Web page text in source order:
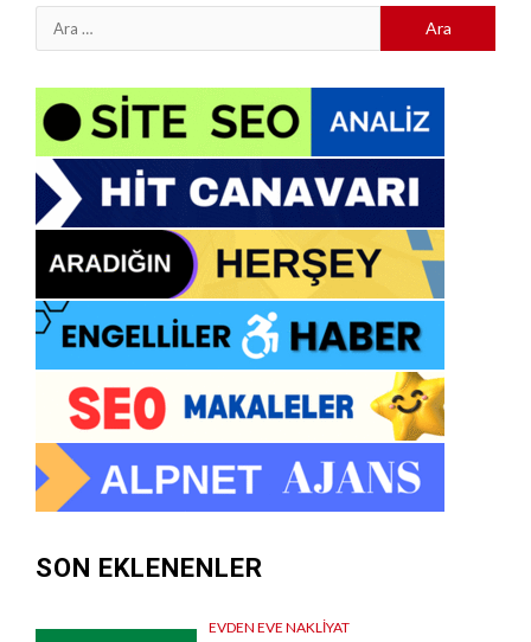
Arama:
SON EKLENENLER
EVDEN EVE NAKLIYAT